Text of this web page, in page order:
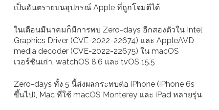
เป็นอันตรายบนอุปกรณ์ Apple ที่ถูกโจมตีได้
ในเดือนมีนาคมก็มีการพบ Zero-days อีกสองตัวใน Intel
Graphics Driver (CVE-2022-22674) และ AppleAVD
media decoder (CVE-2022-22675) ใน macOS
เวอร์ชันเก่า, watchOS 8.6 และ tvOS 15.5
Zero-days ทั้ง 5 นี้ส่งผลกระทบต่อ iPhone (iPhone 6s
ขึ้นไป), Mac ที่ใช้ macOS Monterey และ iPad หลายรุ่น